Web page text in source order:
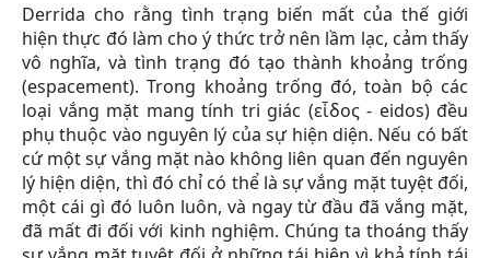
Derrida cho rằng tình trạng biến mất của thế giới
hiện thực đó làm cho ý thức trở nên lầm lạc, cảm thấy
vô nghĩa, và tình trạng đó tạo thành khoảng trống
(espacement). Trong khoảng trống đó, toàn bộ các
loại vắng mặt mang tính tri giác (εἶδος - eidos) đều
phụ thuộc vào nguyên lý của sự hiện diện. Nếu có bất
cứ một sự vắng mặt nào không liên quan đến nguyên
lý hiện diện, thì đó chỉ có thể là sự vắng mặt tuyệt đối,
một cái gì đó luôn luôn, và ngay từ đầu đã vắng mặt,
đã mất đi đối với kinh nghiệm. Chúng ta thoáng thấy